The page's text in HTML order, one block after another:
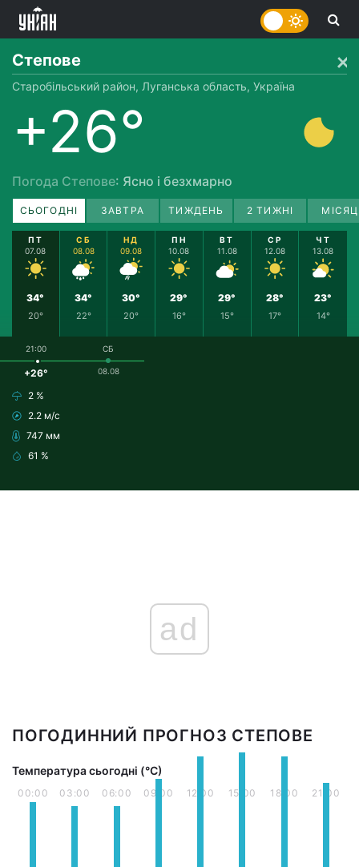
Степове
Старобільський район, Луганська область, Україна
+26°
Погода Степове: Ясно і безхмарно
СЬОГОДНІ ЗАВТРА ТИЖДЕНЬ 2 ТИЖНІ
ПТ
07.08
34°
20°
СБ
08.08
34°
22°
НД
09.08
30°
20°
ПН
10.08
29°
16°
ВТ
11.08
29°
15°
СР
12.08
28°
17°
ЧТ
13.08
23°
14°
21:00
+26°
2 %
2.2 м/с
747 мм
61 %
СБ
08.08
ad
ПОГОДИННИЙ ПРОГНОЗ СТЕПОВЕ
Температура сьогодні (°С)
00:00 03:00 06:00 09:00 12:00 15:00 18:00 21:00